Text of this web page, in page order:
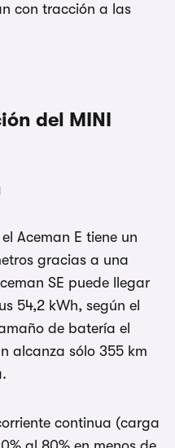
con tracción a las
del MINI
Aceman E tiene un
gracias a una
SE puede llegar
54,2 kWh, según el
de batería el
alcanza sólo 355 km
continua (carga